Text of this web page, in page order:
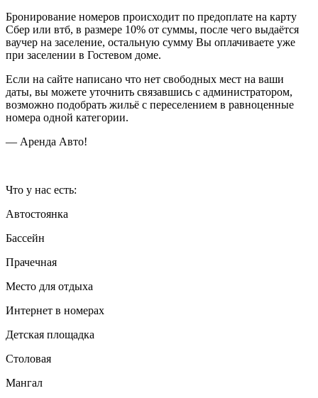
Бронирование номеров происходит по предоплате на карту
Сбер или втб, в размере 10% от суммы, после чего выдаётся
ваучер на заселение, остальную сумму Вы оплачиваете уже
при заселении в Гостевом доме.
Если на сайте написано что нет свободных мест на ваши
даты, вы можете уточнить связавшись с администратором,
возможно подобрать жильё с переселением в равноценные
номера одной категории.
— Аренда Авто!
Что у нас есть:
Автостоянка
Бассейн
Прачечная
Место для отдыха
Интернет в номерах
Детская площадка
Столовая
Мангал